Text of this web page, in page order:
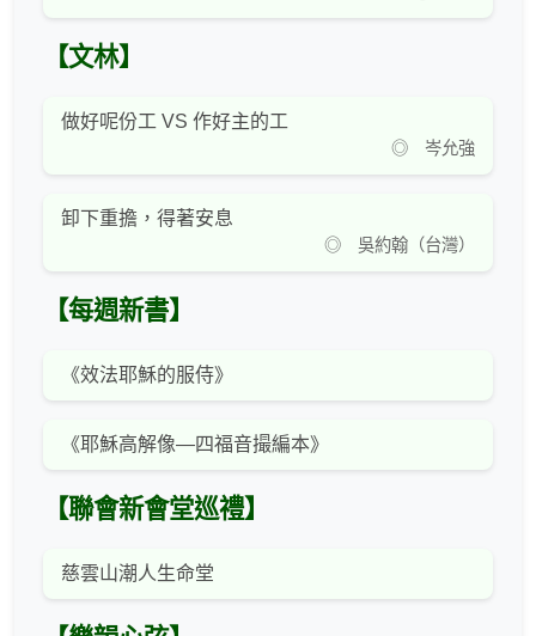
【文林】
做好呢份工 VS 作好主的工
◎ 岑允強
卸下重擔，得著安息
◎ 吳約翰（台灣）
【每週新書】
《效法耶穌的服侍》
《耶穌高解像—四福音撮編本》
【聯會新會堂巡禮】
慈雲山潮人生命堂